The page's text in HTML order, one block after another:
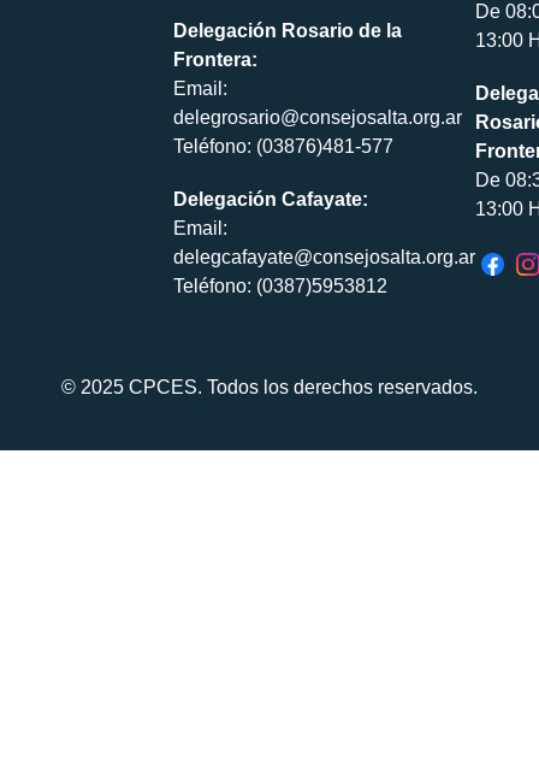
Delegación Rosario de la
Frontera:
Email:
delegrosario@consejosalta.org.ar
Teléfono: (03876)481-577
Delegación Cafayate:
Email:
delegcafayate@consejosalta.org.ar
Teléfono: (0387)5953812
De
13:00
De
13:00
© 2025 CPCES. Todos los derechos reservados.